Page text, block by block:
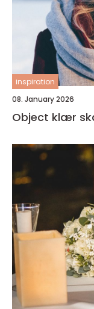
inspiration
08. January 2026